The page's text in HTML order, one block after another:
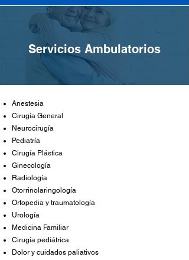
Servicios Ambulatorios
Anestesia
Cirugía General
Neurocirugía
Pediatría
Cirugía Plástica
Ginecología
Radiología
Otorrinolaringología
Ortopedia y traumatología
Urología
Medicina Familiar
Cirugía pediátrica
Dolor y cuidados paliativos